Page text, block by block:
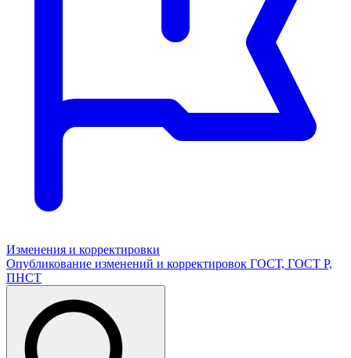
Изменения и корректировки
Опубликование изменений и корректировок ГОСТ, ГОСТ Р,
ПНСТ